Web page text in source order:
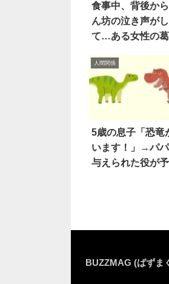
食事中、背後か
ん坊の泣き声がし
て…ある女性の
人間関係
5歳の息子「恐竜
います！」→パ
与えられた役が
BUZZMAG (ばずま